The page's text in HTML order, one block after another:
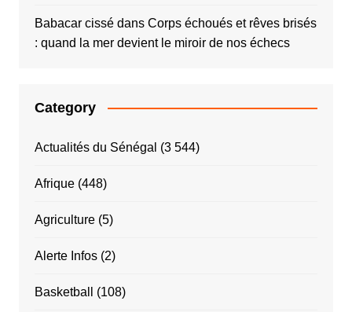
Babacar cissédans Corps échoués et rêves brisés
: quand la mer devient le miroir de nos échecs
Category
Actualités du Sénégal (3 544)
Afrique(448)
Agriculture(5)
Alerte Infos(2)
Basketball (108)